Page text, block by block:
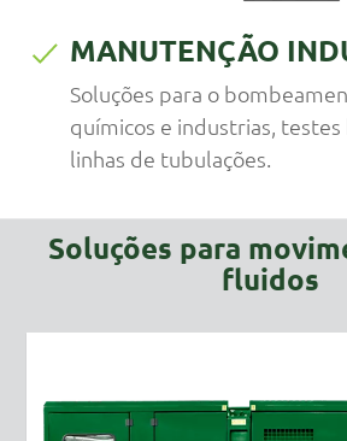
MANUTENÇÃO
Soluções para o
químicos e industrias,
linhas de tubulações.
Soluções para
fluidos